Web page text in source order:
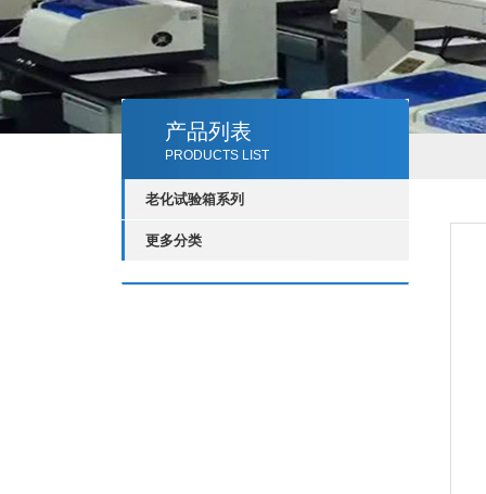
产品列表
PRODUCTS LIST
老化试验箱系列
更多分类